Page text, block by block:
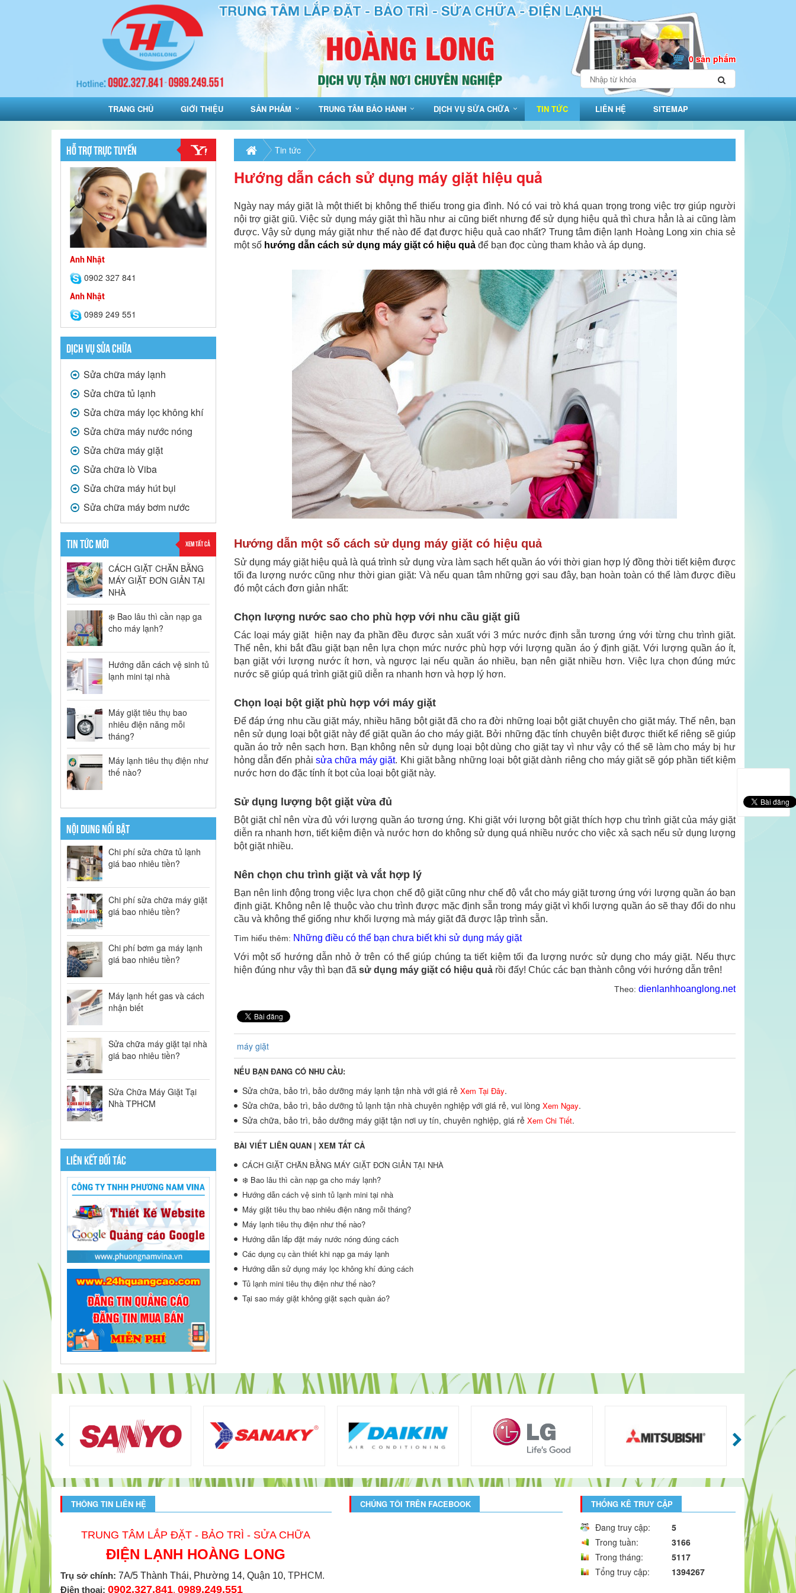
0 sản phẩm
TRANG CHỦ GIỚI THIỆU SẢN PHẨM TRUNG TÂM BẢO HÀNH DỊCH VỤ SỬA CHỮA TIN TỨC LIÊN HỆ SITEMAP
HỖ TRỢ TRỰC TUYẾN
Anh Nhật
0902 327 841
Anh Nhật
0989 249 551
DỊCH VỤ SỬA CHỮA
Sửa chữa máy lạnh
Sửa chữa tủ lạnh
Sửa chữa máy lọc không khí
Sửa chữa máy nước nóng
Sửa chữa máy giặt
Sửa chữa lò Viba
Sửa chữa máy hút bụi
Sửa chữa máy bơm nước
TIN TỨC MỚI XEM TẤT CẢ
CÁCH GIẶT CHĂN BẰNG
MÁY GIẶT ĐƠN GIẢN TẠI
NHÀ
❄️ Bao lâu thì cần nạp ga
cho máy lạnh?
Hướng dẫn cách vệ sinh tủ
lạnh mini tại nhà
Máy giặt tiêu thụ bao
nhiêu điện năng mỗi
tháng?
Máy lạnh tiêu thụ điện như
thế nào?
NỘI DUNG NỔI BẬT
Chi phí sửa chữa tủ lạnh
giá bao nhiêu tiền?
Chi phí sửa chữa máy giặt
giá bao nhiêu tiền?
Chi phí bơm ga máy lạnh
giá bao nhiêu tiền?
Máy lạnh hết gas và cách
nhận biết
Sửa chữa máy giặt tại nhà
giá bao nhiêu tiền?
Sửa Chữa Máy Giặt Tại
Nhà TPHCM
LIÊN KẾT ĐỐI TÁC
Tin tức
Hướng dẫn cách sử dụng máy giặt hiệu quả
Ngày nay máy giặt là một thiết bị không thể thiếu trong gia đình. Nó có vai trò khá quan trọng trong việc trợ giúp người
nội trợ giặt giũ. Việc sử dụng máy giặt thì hầu như ai cũng biết nhưng để sử dụng hiệu quả thì chưa hẳn là ai cũng làm
được. Vậy sử dụng máy giặt như thế nào để đạt được hiệu quả cao nhất? Trung tâm điện lạnh Hoàng Long xin chia sẻ
một số hướng dẫn cách sử dụng máy giặt có hiệu quảđể bạn đọc cùng tham khảo và áp dụng.
Hướng dẫn một số cách sử dụng máy giặt có hiệu quả
Sử dụng máy giặt hiệu quả là quá trình sử dụng vừa làm sạch hết quần áo với thời gian hợp lý đồng thời tiết kiệm được
tối đa lượng nước cũng như thời gian giặt: Và nếu quan tâm những gợi sau đây, bạn hoàn toàn có thể làm được điều
đó một cách đơn giản nhất:
Chọn lượng nước sao cho phù hợp với nhu cầu giặt giũ
Các loại máy giặt hiện nay đa phần đều được sản xuất với 3 mức nước định sẵn tương ứng với từng chu trình giặt.
Thế nên, khi bắt đầu giặt bạn nên lựa chọn mức nước phù hợp với lượng quần áo ý định giặt. Với lượng quần áo ít,
bạn giặt với lượng nước ít hơn, và ngược lại nếu quần áo nhiều, bạn nên giặt nhiều hơn. Việc lựa chọn đúng mức
nước sẽ giúp quá trình giặt giũ diễn ra nhanh hơn và hợp lý hơn.
Chọn loại bột giặt phù hợp với máy giặt
Để đáp ứng nhu cầu giặt máy, nhiều hãng bột giặt đã cho ra đời những loại bột giặt chuyên cho giặt máy. Thế nên, bạn
nên sử dụng loại bột giặt này để giặt quần áo cho máy giặt. Bởi những đặc tính chuyên biệt được thiết kế riêng sẽ giúp
quần áo trở nên sạch hơn. Bạn không nên sử dụng loại bột dùng cho giặt tay vì như vậy có thể sẽ làm cho máy bị hư
hỏng dẫn đến phảisửa chữa máy giặt. Khi giặt bằng những loại bột giặt dành riêng cho máy giặt sẽ góp phần tiết kiệm
nước hơn do đặc tính ít bọt của loại bột giặt này.
Sử dụng lượng bột giặt vừa đủ
Bột giặt chỉ nên vừa đủ với lượng quần áo tương ứng. Khi giặt với lượng bột giặt thích hợp chu trình giặt của máy giặt
diễn ra nhanh hơn, tiết kiệm điện và nước hơn do không sử dụng quá nhiều nước cho việc xả sạch nếu sử dụng lượng
bột giặt nhiều.
Nên chọn chu trình giặt và vắt hợp lý
Bạn nên linh động trong việc lựa chọn chế độ giặt cũng như chế độ vắt cho máy giặt tương ứng với lượng quần áo bạn
định giặt. Không nên lệ thuộc vào chu trình được mặc định sẵn trong máy giặt vì khối lượng quần áo sẽ thay đổi do nhu
cầu và không thể giống như khối lượng mà máy giặt đã được lập trình sẵn.
Tìm hiểu thêm: Những điều có thể bạn chưa biết khi sử dụng máy giặt
Với một số hướng dẫn nhỏ ở trên có thể giúp chúng ta tiết kiệm tối đa lượng nước sử dụng cho máy giặt. Nếu thực
hiện đúng như vậy thì bạn đã sử dụng máy giặt có hiệu quảrồi đấy! Chúc các bạn thành công với hướng dẫn trên!
Theo: dienlanhhoanglong.net
máy giặt
NẾU BẠN ĐANG CÓ NHU CẦU:
Sửa chữa, bảo trì, bảo dưỡng máy lạnh tận nhà với giá rẻ Xem Tại Đây.
Sửa chữa, bảo trì, bảo dưỡng tủ lạnh tận nhà chuyên nghiệp với giá rẻ, vui lòng Xem Ngay.
Sửa chữa, bảo trì, bảo dưỡng máy giặt tận nơi uy tín, chuyên nghiệp, giá rẻ Xem Chi Tiết.
BÀI VIẾT LIÊN QUAN | XEM TẤT CẢ
CÁCH GIẶT CHĂN BẰNG MÁY GIẶT ĐƠN GIẢN TẠI NHÀ
❄️ Bao lâu thì cần nạp ga cho máy lạnh?
Hướng dẫn cách vệ sinh tủ lạnh mini tại nhà
Máy giặt tiêu thụ bao nhiêu điện năng mỗi tháng?
Máy lạnh tiêu thụ điện như thế nào?
Hướng dẫn lắp đặt máy nước nóng đúng cách
Các dụng cụ cần thiết khi nạp ga máy lạnh
Hướng dẫn sử dụng máy lọc không khí đúng cách
Tủ lạnh mini tiêu thụ điện như thế nào?
Tại sao máy giặt không giặt sạch quần áo?
THÔNG TIN LIÊN HỆ
TRUNG TÂM LẮP ĐẶT - BẢO TRÌ - SỬA CHỮA
ĐIỆN LẠNH HOÀNG LONG
Trụ sở chính: 7A/5 Thành Thái, Phường 14, Quận 10, TPHCM.
Điện thoại: 0902.327.841, 0989.249.551
CHÚNG TÔI TRÊN FACEBOOK THỐNG KÊ TRUY CẬP
Đang truy cập:
5
Trong tuần:
3166
Trong tháng:
5117
Tổng truy cập:
1394267